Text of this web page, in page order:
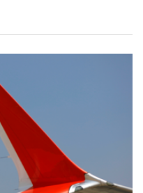
LINE EMAIL